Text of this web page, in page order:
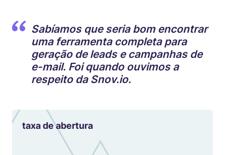
Sabíamos que seria bom encontrar
uma ferramenta completa para
geração de leads e campanhas de
e-mail. Foi quando ouvimos a
respeito da Snov.io.
taxa de abertura